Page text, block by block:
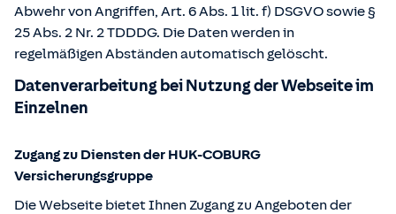
Abwehr von Angriffen, Art. 6 Abs. 1 lit. f) DSGVO sowie §
25 Abs. 2 Nr. 2 TDDDG. Die Daten werden in
regelmäßigen Abständen automatisch gelöscht.
Datenverarbeitung bei Nutzung der Webseite im
Einzelnen
Zugang zu Diensten der HUK-COBURG
Versicherungsgruppe
Die Webseite bietet Ihnen Zugang zu Angeboten der